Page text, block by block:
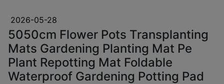
2026-05-28
5050cm Flower Pots Transplanting
Mats Gardening Planting Mat Pe
Plant Repotting Mat Foldable
Waterproof Gardening Potting Pad